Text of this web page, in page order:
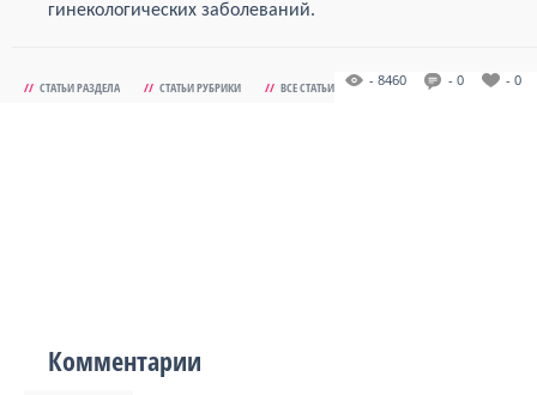
гинекологических заболеваний.
// СТАТЬИ РАЗДЕЛА // СТАТЬИ РУБРИКИ // ВСЕ СТАТЬИ - 8460 - 0 - 0
Комментарии